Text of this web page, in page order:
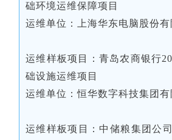
础环境运维保障项目
运维单位：上海华东电脑股份有
运维样板项目：青岛农商银行
础设施运维项目
运维单位：恒华数字科技集团有
运维样板项目：中储粮集团公